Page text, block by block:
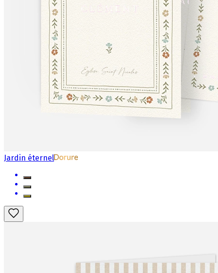
Jardin éternel